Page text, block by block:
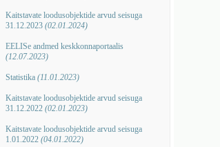
Kaitstavate loodusobjektide arvud seisuga
31.12.2023 (02.01.2024)
EELISe andmed keskkonnaportaalis
(12.07.2023)
Statistika (11.01.2023)
Kaitstavate loodusobjektide arvud seisuga
31.12.2022 (02.01.2023)
Kaitstavate loodusobjektide arvud seisuga
1.01.2022 (04.01.2022)